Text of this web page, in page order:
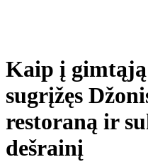
Kaip į
sugrįžęs
restoraną ir
dešrainį